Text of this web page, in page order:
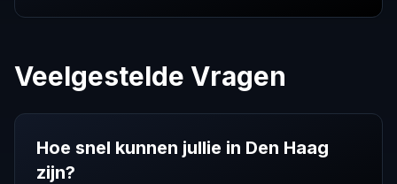
Veelgestelde Vragen
Hoe snel kunnen jullie in Den Haag
zijn?